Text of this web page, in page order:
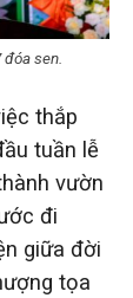
đóa sen.
thắp
tuần lễ
vườn
đi
giữa đời
tọa